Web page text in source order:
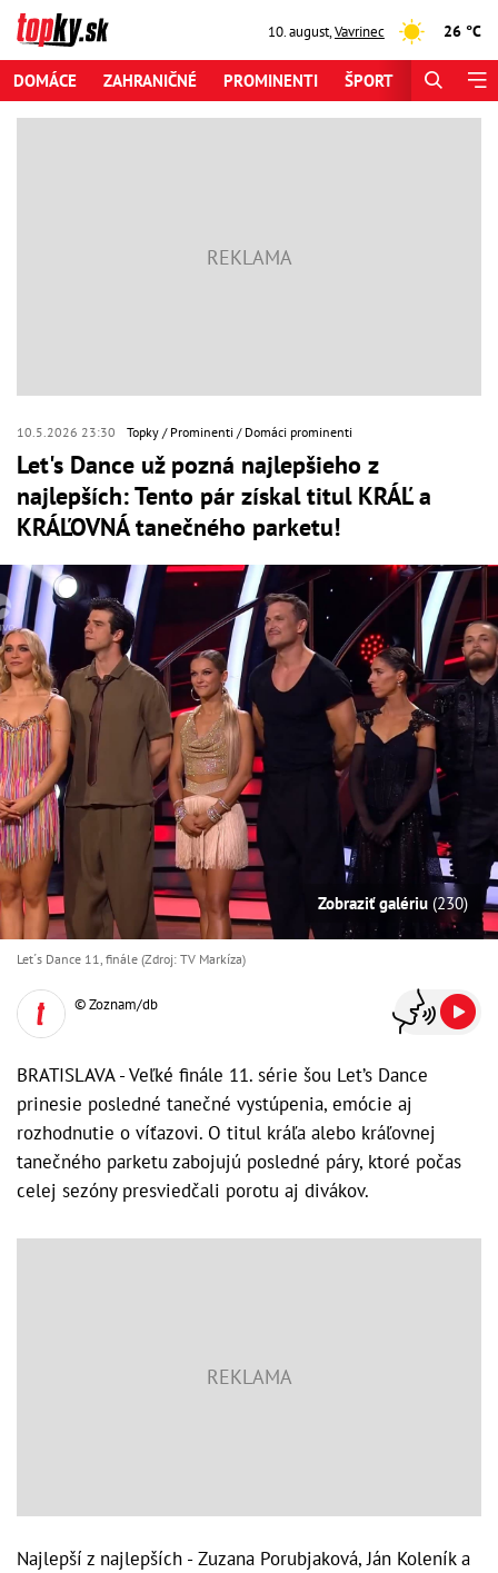
10. august,Vavrinec 26 °C
DOMÁCE ZAHRANIČNÉ PROMINENTI ŠPORT
10.5.2026 23:30 Topky Prominenti Domáci prominenti
Let's Dance už pozná najlepšieho z
najlepších: Tento pár získal titul KRÁĽ a
KRÁĽOVNÁ tanečného parketu!
Zobraziť galériu (230)
Let´s Dance 11, finále (Zdroj: TV Markíza)
© Zoznam/db
BRATISLAVA - Veľké finále 11. série šou Let’s Dance
prinesie posledné tanečné vystúpenia, emócie aj
rozhodnutie o víťazovi. O titul kráľa alebo kráľovnej
tanečného parketu zabojujú posledné páry, ktoré počas
celej sezóny presviedčali porotu aj divákov.
Najlepší z najlepších - Zuzana Porubjaková, Ján Koleník a